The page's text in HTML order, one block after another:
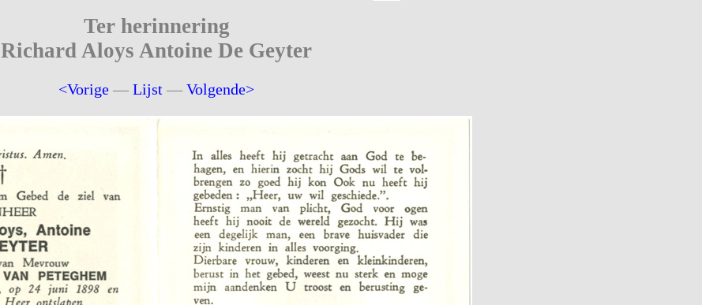
Ter herinnering
Richard Aloys Antoine De Geyter
<Vorige —Lijst —Volgende>